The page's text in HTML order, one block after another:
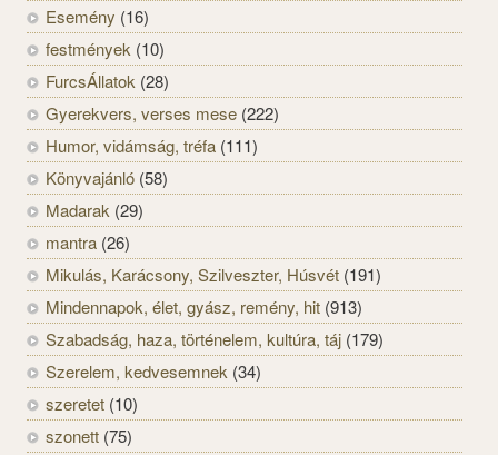
Esemény (16)
festmények (10)
FurcsÁllatok (28)
Gyerekvers, verses mese (222)
Humor, vidámság, tréfa (111)
Könyvajánló (58)
Madarak (29)
mantra (26)
Mikulás, Karácsony, Szilveszter, Húsvét (191)
Mindennapok, élet, gyász, remény, hit (913)
Szabadság, haza, történelem, kultúra, táj (179)
Szerelem, kedvesemnek (34)
szeretet (10)
szonett (75)